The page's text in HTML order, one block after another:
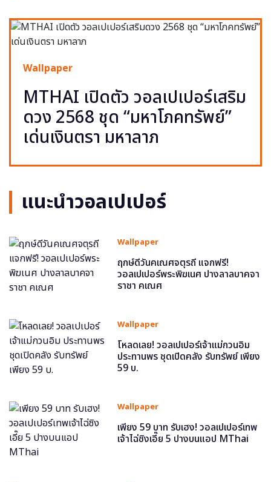
Wallpaper
MTHAI เปิดตัว วอลเปเปอร์เสริม
ดวง 2568 ชุด “มหาโภคทรัพย์”
เด่นเงินตรา มหาลาภ
แนะนำวอลเปเปอร์
Wallpaper
ฤกษ์ดีวันคเณศจตุรถี แจกฟรี!
วอลเปเปอร์พระพิฆเนศ ปางลาลบาคจา
ราชา คเณศ
Wallpaper
โหลดเลย! วอลเปเปอร์เจ้าแม่กวนอิม
ประทานพร ชุดเปิดคลัง รับทรัพย์ เพียง
59 บ.
Wallpaper
เพียง 59 บาท รับเฮง! วอลเปเปอร์เทพ
เจ้าไฉ่ซิงเอี๊ย 5 ปางบนแอป MThai